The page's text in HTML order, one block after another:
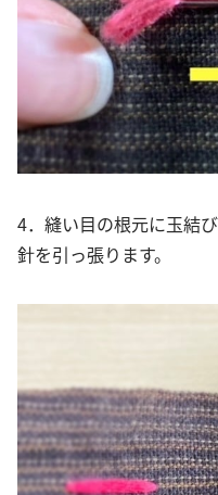
4．縫い目の根元に玉結
針を引っ張ります。